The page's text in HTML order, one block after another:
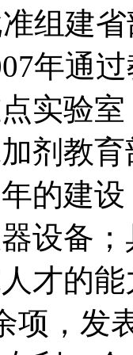
组建
年通
实验
剂教
的建
设备
才的
项，发